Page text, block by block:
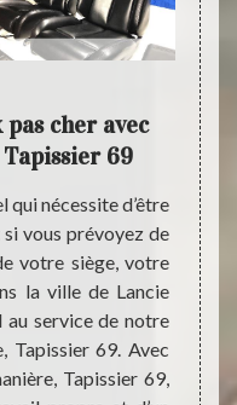
cher avec
69
qui nécessite d’être
vous prévoyez de
votre siège, votre
la ville de Lancie
au service de notre
Tapissier 69. Avec
Tapissier 69,
Il est
69 si
cuir